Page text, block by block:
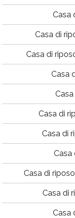
Casa
Casa di
Casa di
Casa
Casa di
Casa di
Casa
Casa di
Casa di
Casa